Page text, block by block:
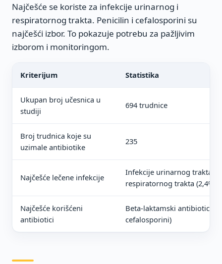
Najčešće se koriste za infekcije urinarnog i
respiratornog trakta. Penicilin i cefalosporini su
najčešći izbor. To pokazuje potrebu za pažljivim
izborom i monitoringom.
Kriterijum Statistika
Ukupan broj učesnica u
studiji
694 trudnice
Broj trudnica koje su
uzimale antibiotike
235
Najčešće lečene infekcije
Infekcije urinarnog trakta
respiratornog trakta (2,4%)
Najčešće korišćeni
antibiotici
Beta-laktamski antibiotici
cefalosporini)